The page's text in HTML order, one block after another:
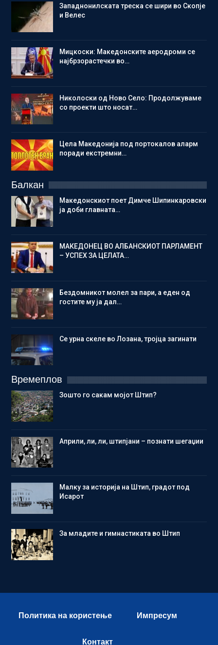
Западнонилската треска се шири во Скопје
и Велес
Мицкоски: Македонските аеродроми се
најбрзорастечки во…
Николоски од Ново Село: Продолжуваме
со проекти што носат…
Цела Македонија под портокалов аларм
поради екстремни…
Балкан
Македонскиот поет Димче Шипинкаровски
ја доби главната…
МАКЕДОНЕЦ ВО АЛБАНСКИОТ ПАРЛАМЕНТ
– УСПЕХ ЗА ЦЕЛАТА…
Бездомникот молел за пари, а еден од
гостите му ја дал…
Се урна скеле во Лозана, тројца загинати
Времеплов
Зошто го сакам мојот Штип?
Aприли, ли, ли, штипјани – познати шегаџии
Малку за историја на Штип, градот под
Исарот
Зa младите и гимнастиката во Штип
Политика на користење Импресум
Контакт